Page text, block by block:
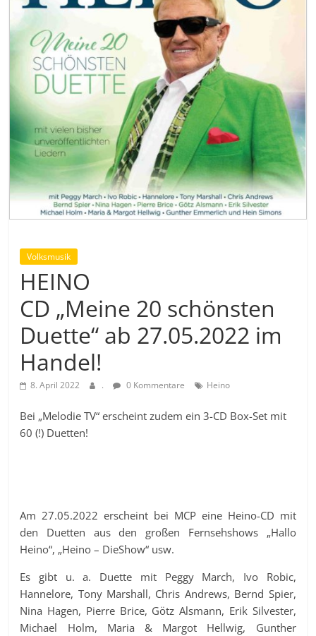
Volksmusik
HEINO
CD „Meine 20 schönsten
Duette“ ab 27.05.2022 im
Handel!
8. April 2022 . 0 Kommentare Heino
Bei „Melodie TV“ erscheint zudem ein 3-CD Box-Set mit
60 (!) Duetten!
Am 27.05.2022 erscheint bei MCP eine Heino-CD mit
den Duetten aus den großen Fernsehshows „Hallo
Heino“, „Heino – DieShow“ usw.
Es gibt u. a. Duette mit Peggy March, Ivo Robic,
Hannelore, Tony Marshall, Chris Andrews, Bernd Spier,
Nina Hagen, Pierre Brice, Götz Alsmann, Erik Silvester,
Michael Holm, Maria & Margot Hellwig, Gunther